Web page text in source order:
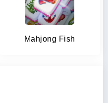
Mahjong Fish